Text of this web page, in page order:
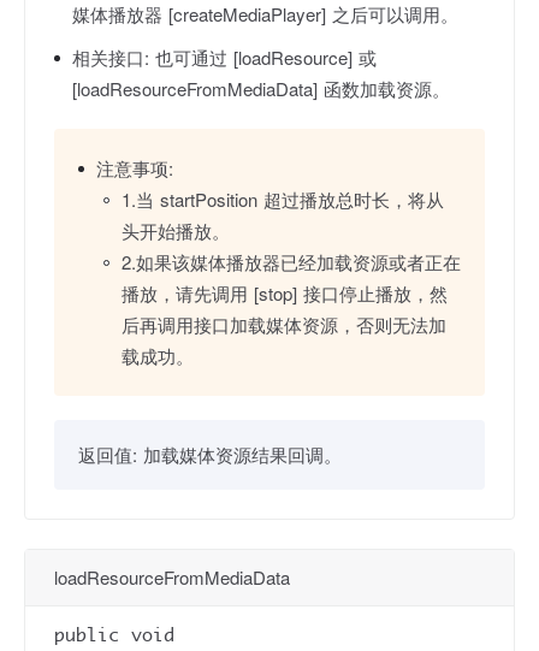
媒体播放器 [createMediaPlayer] 之后可以调用。
相关接口: 也可通过 [loadResource] 或
[loadResourceFromMediaData] 函数加载资源。
注意事项:
1.当 startPosition 超过播放总时长，将从
头开始播放。
2.如果该媒体播放器已经加载资源或者正在
播放，请先调用 [stop] 接口停止播放，然
后再调用接口加载媒体资源，否则无法加
载成功。
返回值: 加载媒体资源结果回调。
loadResourceFromMediaData
public void